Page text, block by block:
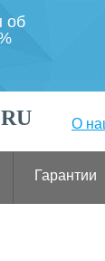
об
О
Гарантии